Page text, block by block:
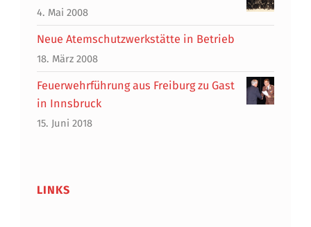
4. Mai 2008
Neue Atemschutzwerkstätte in Betrieb
18. März 2008
Feuerwehrführung aus Freiburg zu Gast
in Innsbruck
15. Juni 2018
LINKS